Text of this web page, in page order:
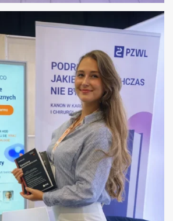
– AGENTFORCE WORLD
TOUR WARSAW